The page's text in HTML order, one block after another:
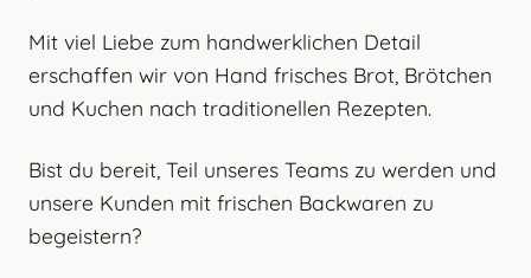
Mit viel Liebe zum handwerklichen Detail
erschaffen wir von Hand frisches Brot, Brötchen
und Kuchen nach traditionellen Rezepten.
Bist du bereit, Teil unseres Teams zu werden und
unsere Kunden mit frischen Backwaren zu
begeistern?